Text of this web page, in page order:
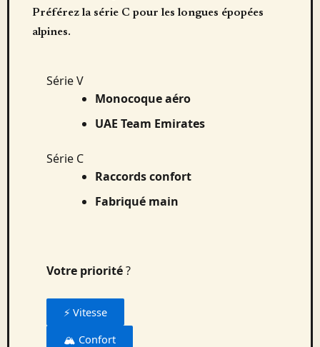
Préférez la série C pour les longues épopées
alpines.
Série V
Monocoque aéro
UAE Team Emirates
Série C
Raccords confort
Fabriqué main
Votre priorité?
⚡ Vitesse
🏔️ Confort